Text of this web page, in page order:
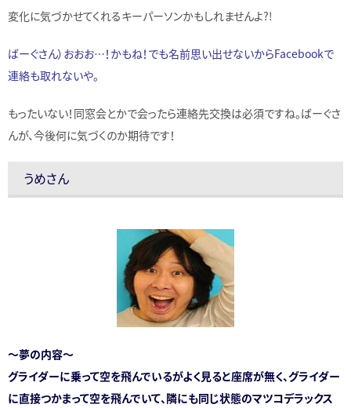
変化に気づかせてくれるキーパーソンかもしれませんよ?!
ばーぐさん）おおお…！かもね！でも名前思い出せないからFacebookで
連絡も取れないや。
もったいない！同窓会とかで会ったら連絡先交換は必須ですね。ばーぐさ
んが、今後何に気づくのか期待です！
うめさん
～夢の内容～
グライダーに乗って空を飛んでいるがよく見ると座席が無く、グライダー
に直接つかまって空を飛んでいて、隣にも同じ状態のマツコデラックス